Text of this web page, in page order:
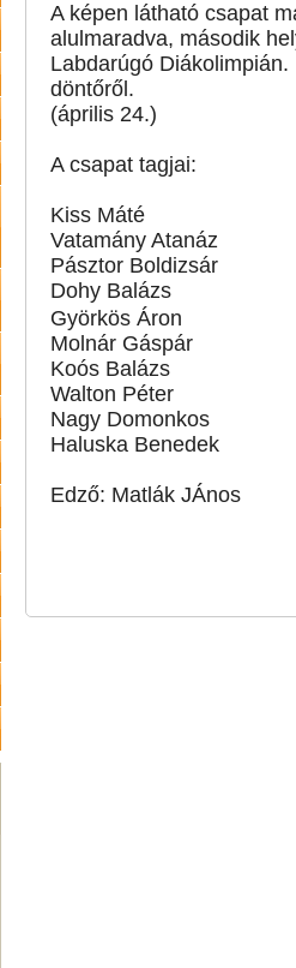
A képen látható csapat
alulmaradva, második
Labdarúgó
döntőről.
(április 24.)
A csapat tagjai:
Kiss Máté
Vatamány Atanáz
Pásztor Boldizsár
Dohy Balázs
Györkös Áron
Molnár Gáspár
Koós Balázs
Walton Péter
Nagy Domonkos
Haluska Benedek
Edző: Matlák JÁnos